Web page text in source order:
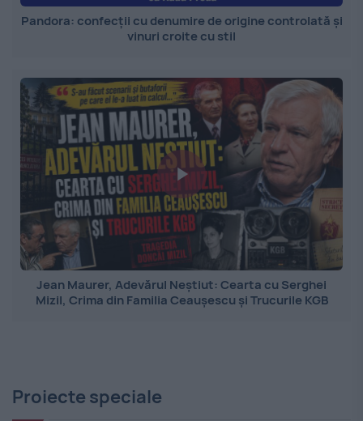
Pandora: confecții cu denumire de origine controlată și
vinuri croite cu stil
Jean Maurer, Adevărul Neștiut: Cearta cu Serghei
Mizil, Crima din Familia Ceaușescu și Trucurile KGB
Proiecte speciale